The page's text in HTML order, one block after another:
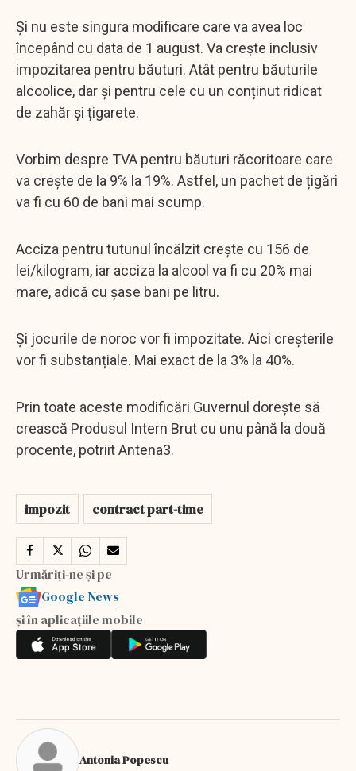
Și nu este singura modificare care va avea loc
începând cu data de 1 august. Va crește inclusiv
impozitarea pentru băuturi. Atât pentru băuturile
alcoolice, dar și pentru cele cu un conținut ridicat
de zahăr și țigarete.
Vorbim despre TVA pentru băuturi răcoritoare care
va crește de la 9% la 19%. Astfel, un pachet de țigări
va fi cu 60 de bani mai scump.
Acciza pentru tutunul încălzit crește cu 156 de
lei/kilogram, iar acciza la alcool va fi cu 20% mai
mare, adică cu șase bani pe litru.
Și jocurile de noroc vor fi impozitate. Aici creșterile
vor fi substanțiale. Mai exact de la 3% la 40%.
Prin toate aceste modificări Guvernul dorește să
crească Produsul Intern Brut cu unu până la două
procente, potriit Antena3.
impozit contract part-time
Urmăriți-ne și pe
Google News
și în aplicațiile mobile
Antonia Popescu